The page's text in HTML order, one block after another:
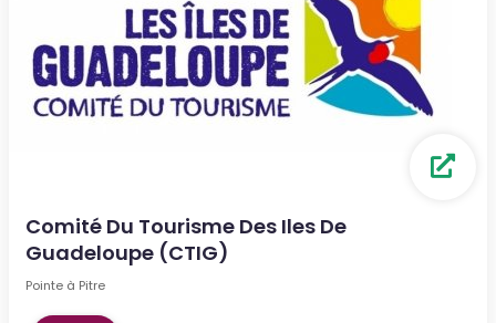
Comité Du Tourisme Des Iles De
Guadeloupe (CTIG)
Pointe à Pitre